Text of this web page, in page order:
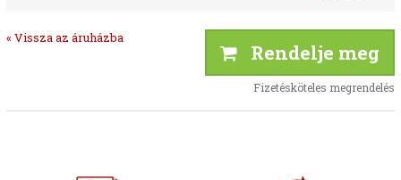
« Vissza az áruházba
Rendelje meg
Fizetésköteles megrendelés